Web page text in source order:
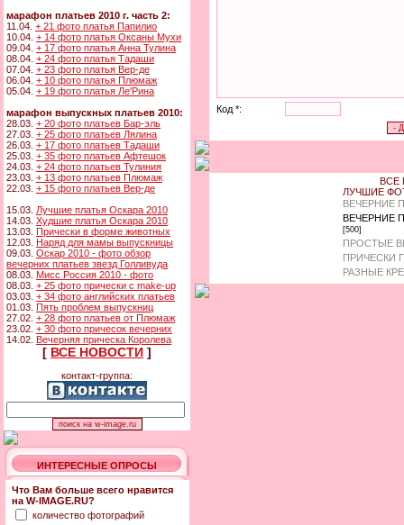
марафон платьев 2010 г. часть 2:
11.04. + 21 фото платья Папилио
10.04. + 14 фото платья Оксаны Мухи
09.04. + 17 фото платья Анна Тулина
08.04. + 24 фото платья Тадаши
07.04. + 23 фото платья Вер-де
06.04. + 10 фото платья Плюмаж
05.04. + 19 фото платья Ле'Рина
марафон выпускных платьев 2010:
28.03. + 20 фото платьев Бар-эль
27.03. + 25 фото платьев Лялина
26.03. + 17 фото платьев Тадаши
25.03. + 35 фото платьев Афтешок
24.03. + 24 фото платьев Тулиния
23.03. + 13 фото платьев Плюмаж
22.03. + 15 фото платьев Вер-де
15.03. Лучшие платья Оскара 2010
14.03. Худшие платья Оскара 2010
13.03. Прически в форме животных
12.03. Наряд для мамы выпускницы
09.03. Оскар 2010 - фото обзор
вечерних платьев звезд Голливуда
08.03. Мисс Россия 2010 - фото
08.03. + 25 фото прически с make-up
03.03. + 34 фото английских платьев
01.03. Пять проблем выпускниц
27.02. + 28 фото платьев от Плюмаж
23.02. + 30 фото причесок вечерних
14.02. Вечерняя прическа Королева
[ ВСЕ НОВОСТИ ]
контакт-группа:
ИНТЕРЕСНЫЕ ОПРОСЫ
Что Вам больше всего нравится
на W-IMAGE.RU?
количество фотографий
Код *:
ВСЕ
ЛУЧШИЕ
ВЕЧЕРНИЕ
ВЕЧЕРНИЕ
[500]
ПРОСТЫЕ
ПРИЧЕСКИ
РАЗНЫЕ